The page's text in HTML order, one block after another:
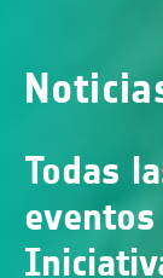
Todas